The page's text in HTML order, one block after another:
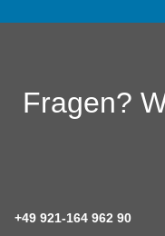
Fragen?
+49 921-164 962 90